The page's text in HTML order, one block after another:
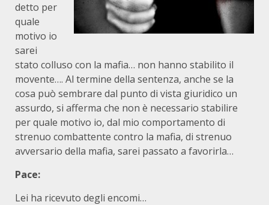
detto per
quale
motivo io
sarei
stato colluso con la mafia… non hanno stabilito il
movente…. Al termine della sentenza, anche se la
cosa può sembrare dal punto di vista giuridico un
assurdo, si afferma che non è necessario stabilire
per quale motivo io, dal mio comportamento di
strenuo combattente contro la mafia, di strenuo
avversario della mafia, sarei passato a favorirla…
Pace:
Lei ha ricevuto degli encomi…